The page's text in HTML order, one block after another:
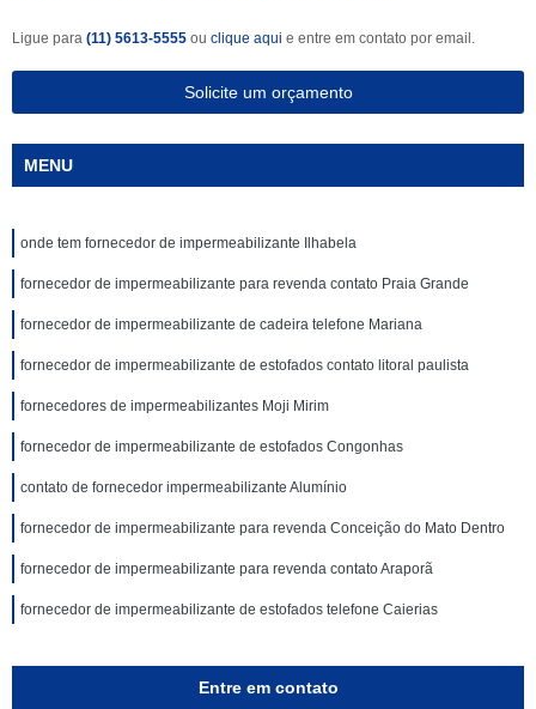
Ligue para (11) 5613-5555 ou clique aqui e entre em contato por email.
Solicite um orçamento
MENU
onde tem fornecedor de impermeabilizante Ilhabela
fornecedor de impermeabilizante para revenda contato Praia Grande
fornecedor de impermeabilizante de cadeira telefone Mariana
fornecedor de impermeabilizante de estofados contato litoral paulista
fornecedores de impermeabilizantes Moji Mirim
fornecedor de impermeabilizante de estofados Congonhas
contato de fornecedor impermeabilizante Alumínio
fornecedor de impermeabilizante para revenda Conceição do Mato Dentro
fornecedor de impermeabilizante para revenda contato Araporã
fornecedor de impermeabilizante de estofados telefone Caierias
Entre em contato